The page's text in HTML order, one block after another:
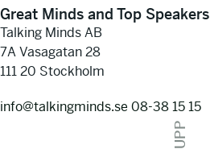
Great Minds and Top Speakers
Talking Minds AB
7A Vasagatan 28
111 20 Stockholm
info@talkingminds.se 08-38 15 15
UPP